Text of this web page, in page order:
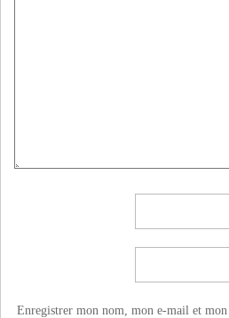
Enregistrer mon nom, mon e-mail et